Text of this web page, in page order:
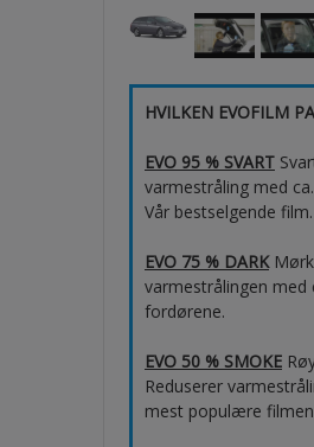
HVILKEN EVOFILM
EVO 95 % SVART
varmestråling med
Vår bestselgende film.
EVO 75 % DARKMørk
varmestrålingen med
fordørene.
EVO 50 % SMOKE
Reduserer
mest populære